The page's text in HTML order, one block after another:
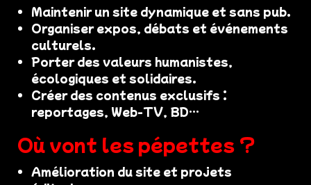
Maintenir un site dynamique et sans pub.
Organiser expos, débats et événements
culturels.
Porter des valeurs humanistes,
écologiques et solidaires.
Créer des contenus exclusifs :
reportages, Web-TV, BD…
Où vont les pépettes ?
Amélioration du site et projets